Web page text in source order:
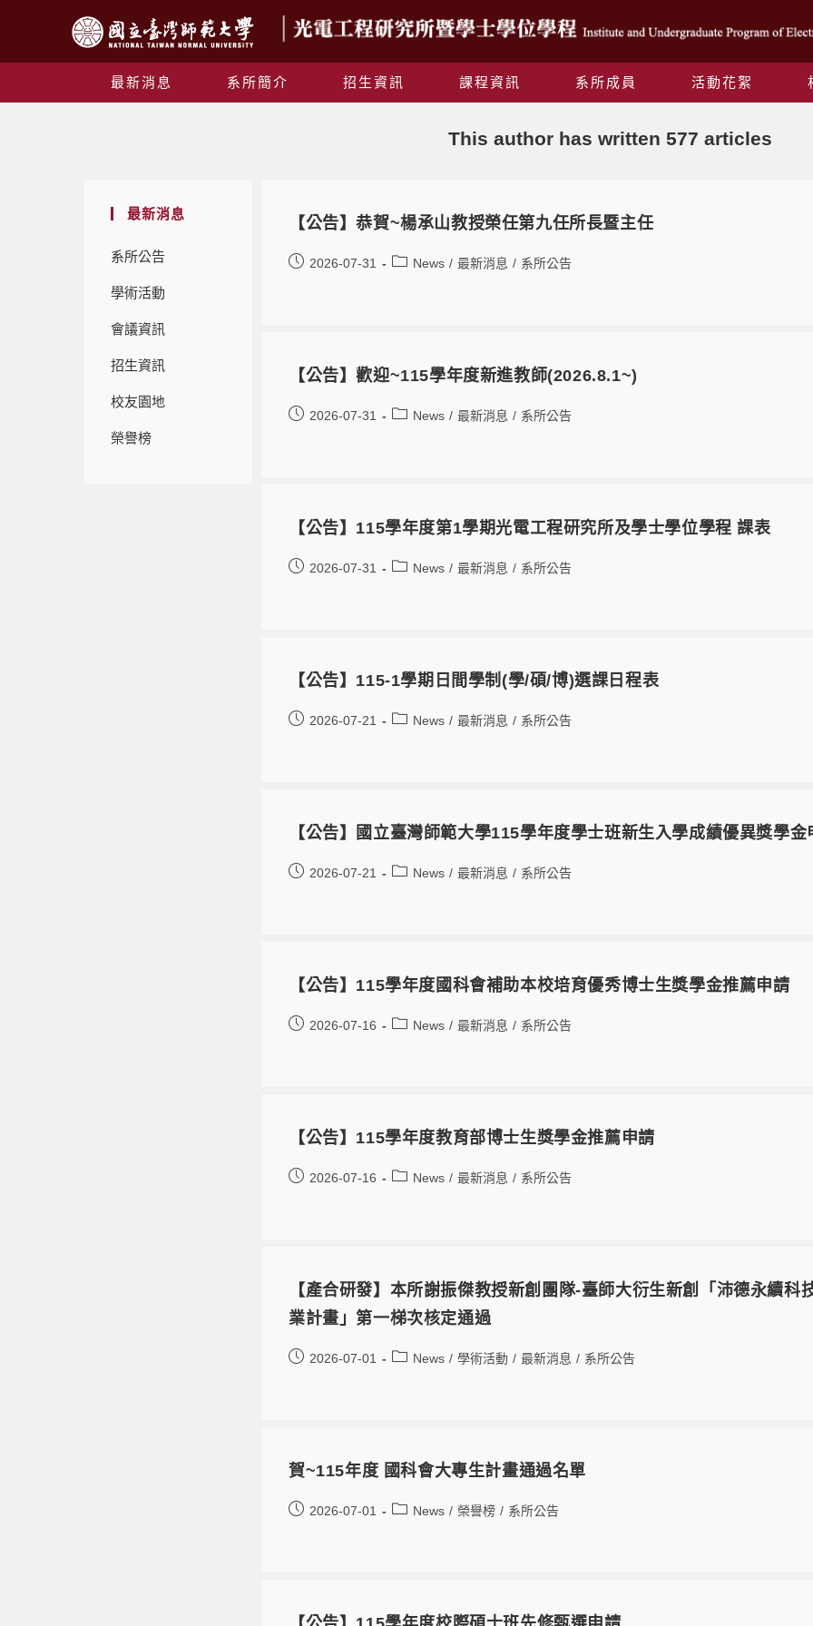
最新消息 系所簡介 招生資訊 課程資訊 系所成員 活動花絮
This author has written 577 articles
最新消息
系所公告
學術活動
會議資訊
招生資訊
校友園地
榮譽榜
【公告】恭賀~楊承山教授榮任第九任所長暨主任
2026-07-31 News / 最新消息 / 系所公告
【公告】歡迎~115學年度新進教師(2026.8.1~)
2026-07-31 News / 最新消息 / 系所公告
【公告】115學年度第1學期光電工程研究所及學士學位學程 課表
2026-07-31 News / 最新消息 / 系所公告
【公告】115-1學期日間學制(學/碩/博)選課日程表
2026-07-21 News / 最新消息 / 系所公告
【公告】國立臺灣師範大學115學年度學士班新生入學成績優異獎學金
2026-07-21 News / 最新消息 / 系所公告
【公告】115學年度國科會補助本校培育優秀博士生獎學金推薦申請
2026-07-16 News / 最新消息 / 系所公告
【公告】115學年度教育部博士生獎學金推薦申請
2026-07-16 News / 最新消息 / 系所公告
【產合研發】本所謝振傑教授新創團隊-臺師大衍生新創「沛德永續
業計畫」第一梯次核定通過
2026-07-01 News / 學術活動 / 最新消息 / 系所公告
賀~115年度 國科會大專生計畫通過名單
2026-07-01 News / 榮譽榜 / 系所公告